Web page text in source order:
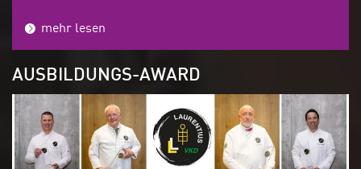
mehr lesen
AUSBILDUNGS-AWARD